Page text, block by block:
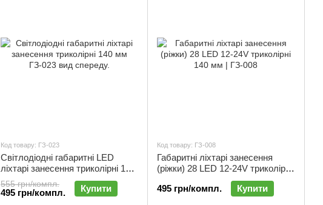
Код товару: ГЗ-023
Світлодіодні габаритні LED
ліхтарі занесення триколірні 12-
24V 140 мм (ціна за 2 шт.) |
ГЗ-023
555 грн/компл.
495 грн/компл. Купити
Код товару: ГЗ-008
Габаритні ліхтарі занесення
(ріжки) 28 LED 12-24V триколірні
140 мм (комплект 2 шт.) | ГЗ-008
495 грн/компл.
Купити